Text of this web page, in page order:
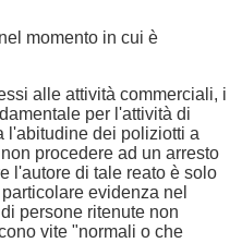
momento in cui è
alle attività commerciali, i
per l'attività di
l'abitudine dei poliziotti a
procedere ad un arresto
l'autore di tale reato è solo
evidenza nel
persone ritenute non
vite "normali o che